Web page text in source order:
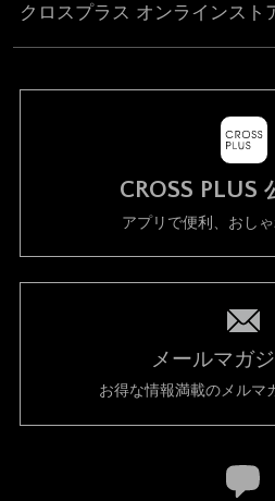
クロスプラス オンラインスト
CROSS PLUS
アプリで便利、おし
メールマガ
お得な情報満載のメルマ